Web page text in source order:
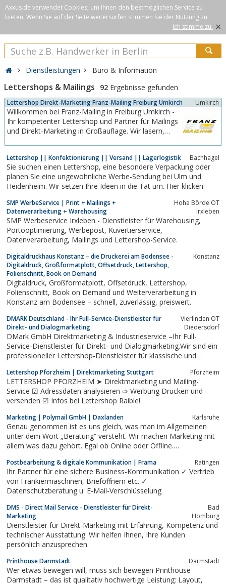
Axxus.de verwendet Cookies, um Ihnen den bestmöglichen Service zu
bieten. Wenn Sie auf der Seite weitersurfen stimmen Sie der Nutzung zu.
Ich stimme zu. ×
Dienstleistungen Büro & Information
Lettershops & Mailings 92 Ergebnisse gefunden
Lettershop Direkt-Marketing Franz-Mailing Freiburg Umkirch Umkirch
Willkommen bei Franz-Mailing in Freiburg Umkirch -
Ihr kompetenter Lettershop und Partner für Mailings
und Direkt-Marketing in Großauflage. Wir lasern,
Punktgenau!Wir bieten Ihnen Hilfestellung beim
Gestalten von Mailings...
Lettershop || Konfektionierung || Versand || Lagerlogistik Bachhagel
Sie suchen einen Lettershop, eine besondere Verpackung oder
planen Sie eine ungewöhnliche Werbe-Sendung bei Ulm und
Heidenheim. Wir setzen Ihre Ideen in die Tat um. Hier klicken.
SMP WerbeService | Print + Mailings +
Datenverarbeitung + Warehousing
Hohe Börde OT
Irxleben
SMP Werbeservice Irxleben - Dienstleister für Warehousing,
Portooptimierung, Werbepost, Kuvertierservice,
Datenverarbeitung, Mailings und Lettershop-Service.
Digitaldruckhaus Konstanz – die Druckerei am Bodensee -
Digitaldruck, Großformatplott, Offsetdruck, Lettershop,
Folienschnitt, Book on Demand
Konstanz
Digitaldruck, Großformatplott, Offsetdruck, Lettershop,
Folienschnitt, Book on Demand und Weiterverarbeitung in
Konstanz am Bodensee – schnell, zuverlässig, preiswert.
DMARK Deutschland - Ihr Full-Service-Dienstleister für
Direkt- und Dialogmarketing
Vierlinden OT
Diedersdorf
DMark GmbH Direktmarketing & Industrieservice –Ihr Full-
Service-Dienstleister für Direkt- und Dialogmarketing.Wir sind ein
professioneller Lettershop-Dienstleister für klassische und
Lettershop Pforzheim | Direktmarketing Stuttgart Pforzheim
LETTERSHOP PFORZHEIM ➤ Direktmarketing und Mailing-
Service ☑ Adressdaten analysieren ➩ Werbung Drucken und
versenden ☑ Infos bei Lettershop Raible!
Marketing | Polymail GmbH | Daxlanden Karlsruhe
Genau genommen ist es uns gleich, was man im Allgemeinen
unter dem Wort „Beratung“ versteht. Wir machen Marketing mit
allem was dazu gehört. Egal ob Online oder Offline.
Postbearbeitung & digitale Kommunikation | Frama Ratingen
Ihr Partner für eine sichere Business-Kommunikation ✓ Vertrieb
von Frankiermaschinen, Brieföffnern etc. ✓
Datenschutzberatung u. E-Mail-Verschlüsselung
DMS - Direct Mail Service - Dienstleister für Direkt-
Marketing
Bad
Homburg
Dienstleister für Direkt-Marketing mit Erfahrung, Kompetenz und
technischer Ausstattung. Wir helfen Ihnen, Ihre Kunden
persönlich anzusprechen
Printhouse Darmstadt Darmstadt
Wer etwas bewegen will, muss sich bewegen Printhouse
Darmstadt – das ist qualitativ hochwertige Leistung: Layout,